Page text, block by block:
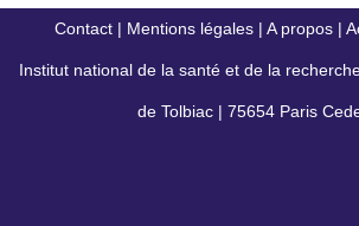
Contact | Mentions légales | A propos |
conforme)
Institut national de la santé et de la
de Tolbiac | 75654 Paris